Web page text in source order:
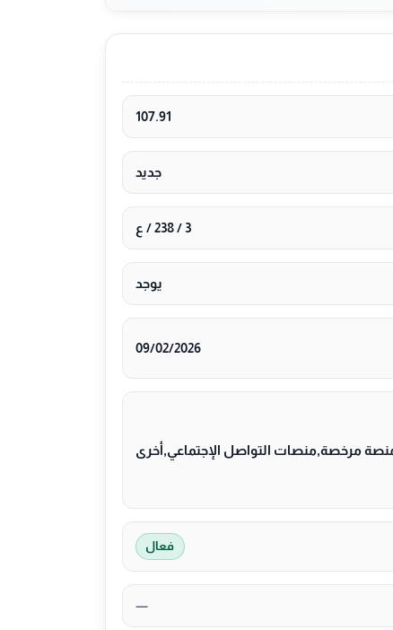
107.91
جديد
3 / 238 / ع
يوجد
09/02/2026
مرخصة,منصات التواصل الإجتماعي,أخرى
فعال
—